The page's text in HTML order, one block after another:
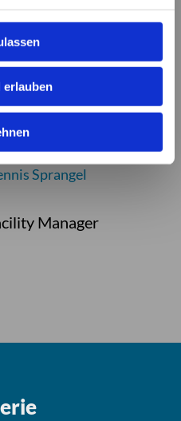
erlauben
Sprangel
Manager